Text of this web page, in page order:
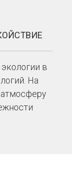
в
На
атмосферу